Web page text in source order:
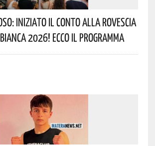
Iniziato Il Conto Alla Rovescia
2026! Ecco Il Programma